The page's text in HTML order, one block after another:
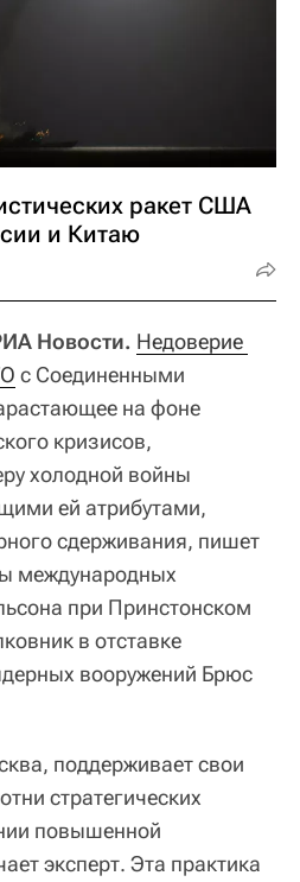
ракет США
и Китаю
Новости. Недоверие
с Соединенными
на фоне
кризисов,
холодной войны
ей атрибутами,
сдерживания, пишет
международных
при Принстонском
в отставке
вооружений Брюс
поддерживает свои
стратегических
повышенной
эксперт. Эта практика